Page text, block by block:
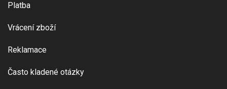
Platba
Vrácení zboží
Reklamace
Často kladené otázky